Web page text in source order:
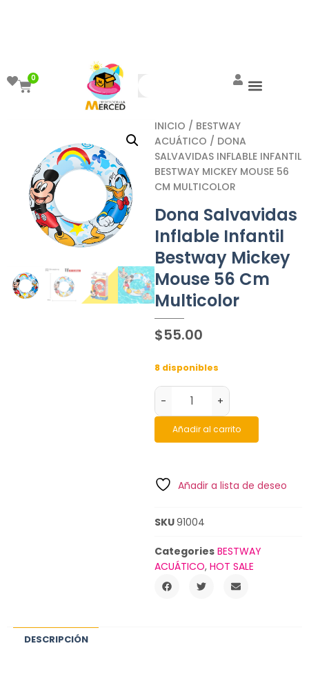
0
INICIO / BESTWAY
ACUÁTICO / DONA
SALVAVIDAS INFLABLE INFANTIL
BESTWAY MICKEY MOUSE 56
CM MULTICOLOR
Dona Salvavidas
Inflable Infantil
Bestway Mickey
Mouse 56 Cm
Multicolor
$55.00
8 disponibles
- +
Añadir al carrito
Añadir a lista de deseo
SKU91004
Categories BESTWAY
ACUÁTICO, HOT SALE
DESCRIPCIÓN